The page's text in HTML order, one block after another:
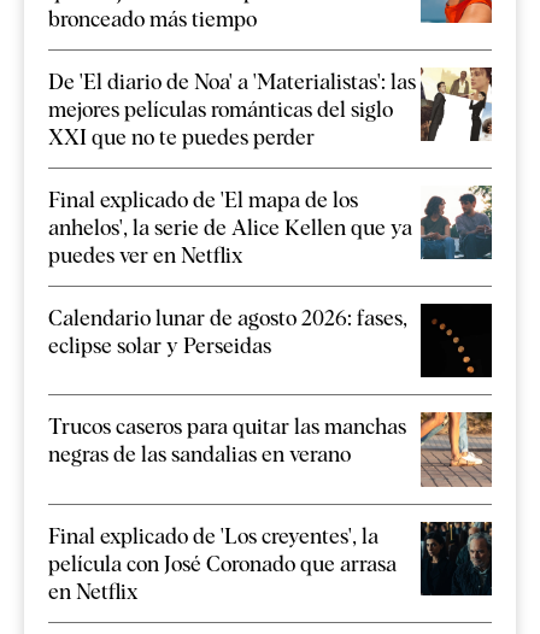
bronceado más tiempo
De 'El diario de Noa' a 'Materialistas': las
mejores películas románticas del siglo
XXI que no te puedes perder
Final explicado de 'El mapa de los
anhelos', la serie de Alice Kellen que ya
puedes ver en Netflix
Calendario lunar de agosto 2026: fases,
eclipse solar y Perseidas
Trucos caseros para quitar las manchas
negras de las sandalias en verano
Final explicado de 'Los creyentes', la
película con José Coronado que arrasa
en Netflix